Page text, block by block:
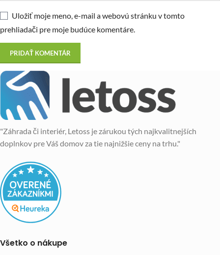
Uložiť moje meno, e-mail a webovú stránku v tomto
prehliadači pre moje budúce komentáre.
"Záhrada či interiér, Letoss je zárukou tých najkvalitnejších
doplnkov pre Váš domov za tie najnižšie ceny na trhu."
Všetko o nákupe